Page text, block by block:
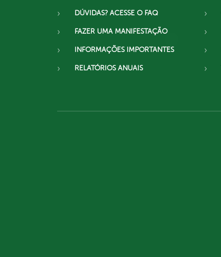
DÚVIDAS? ACESSE O FAQ
FAZER UMA MANIFESTAÇÃO
INFORMAÇÕES IMPORTANTES
RELATÓRIOS ANUAIS